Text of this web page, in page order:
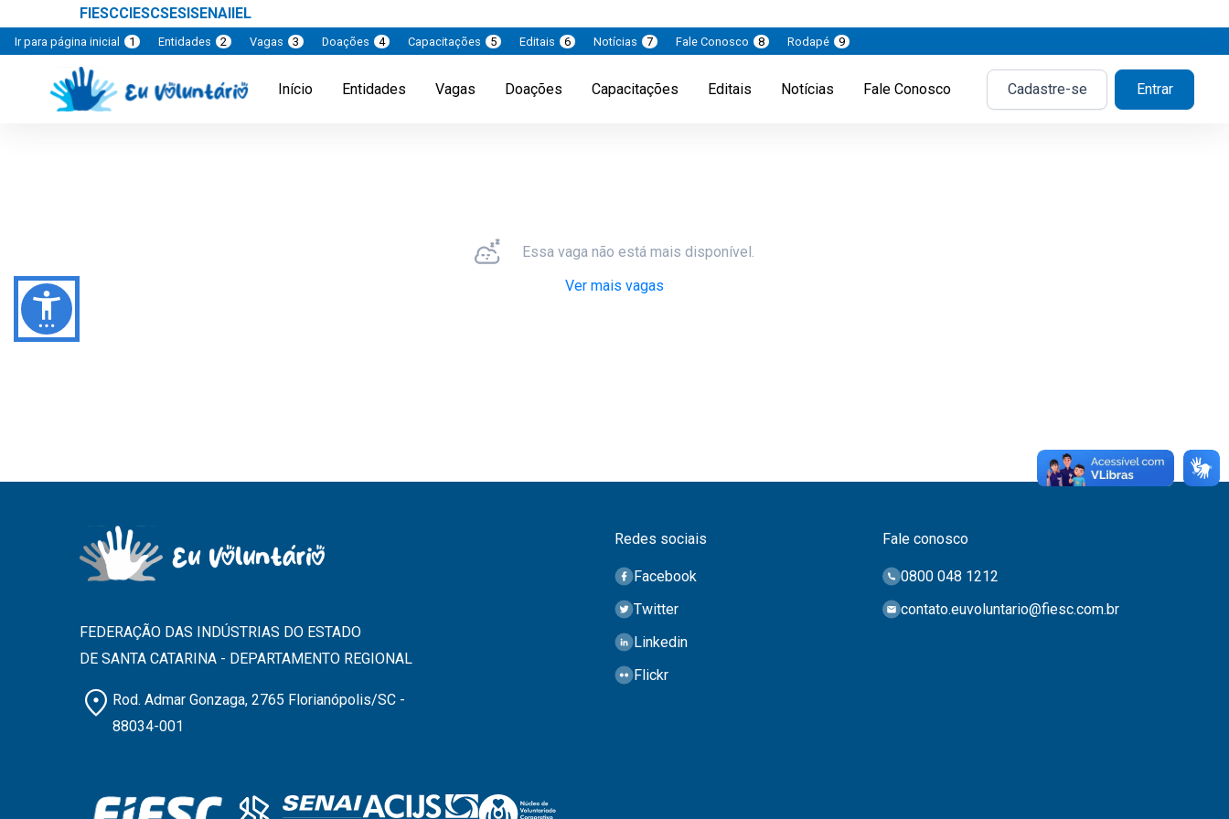
FIESCCIESCSESISENAIIEL
Ir para página inicial 1 Entidades 2 Vagas 3 Doações 4 Capacitações 5 Editais 6 Notícias 7 Fale Conosco 8 Rodapé 9
Início Entidades Vagas Doações Capacitações Editais Notícias Fale Conosco Cadastre-se Entrar
Essa vaga não está mais disponível.
Ver mais vagas
FEDERAÇÃO DAS INDÚSTRIAS DO ESTADO
DE SANTA CATARINA - DEPARTAMENTO REGIONAL
location_on Rod. Admar Gonzaga, 2765 Florianópolis/SC -
88034-001
Redes sociais
Facebook
Twitter
Linkedin
Flickr
Fale conosco
0800 048 1212
contato.euvoluntario@fiesc.com.br